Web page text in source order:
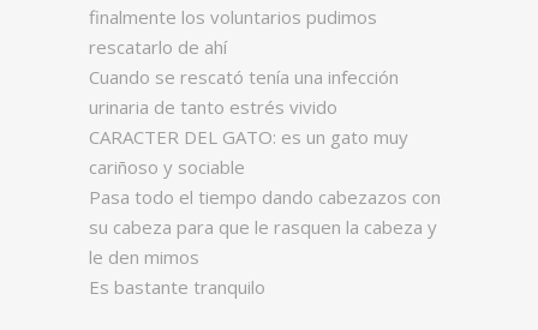
finalmente los voluntarios pudimos
rescatarlo de ahí
Cuando se rescató tenía una infección
urinaria de tanto estrés vivido
CARACTER DEL GATO: es un gato muy
cariñoso y sociable
Pasa todo el tiempo dando cabezazos con
su cabeza para que le rasquen la cabeza y
le den mimos
Es bastante tranquilo